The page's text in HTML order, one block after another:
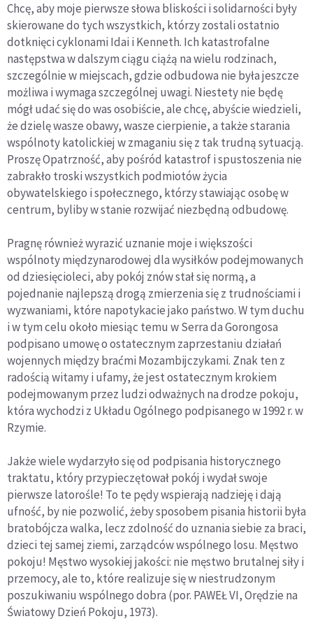
Chcę, aby moje pierwsze słowa bliskości i solidarności były
skierowane do tych wszystkich, którzy zostali ostatnio
dotknięci cyklonami Idai i Kenneth. Ich katastrofalne
następstwa w dalszym ciągu ciążą na wielu rodzinach,
szczególnie w miejscach, gdzie odbudowa nie była jeszcze
możliwa i wymaga szczególnej uwagi. Niestety nie będę
mógł udać się do was osobiście, ale chcę, abyście wiedzieli,
że dzielę wasze obawy, wasze cierpienie, a także starania
wspólnoty katolickiej w zmaganiu się z tak trudną sytuacją.
Proszę Opatrzność, aby pośród katastrof i spustoszenia nie
zabrakło troski wszystkich podmiotów życia
obywatelskiego i społecznego, którzy stawiając osobę w
centrum, byliby w stanie rozwijać niezbędną odbudowę.
Pragnę również wyrazić uznanie moje i większości
wspólnoty międzynarodowej dla wysiłków podejmowanych
od dziesięcioleci, aby pokój znów stał się normą, a
pojednanie najlepszą drogą zmierzenia się z trudnościami i
wyzwaniami, które napotykacie jako państwo. W tym duchu
i w tym celu około miesiąc temu w Serra da Gorongosa
podpisano umowę o ostatecznym zaprzestaniu działań
wojennych między braćmi Mozambijczykami. Znak ten z
radością witamy i ufamy, że jest ostatecznym krokiem
podejmowanym przez ludzi odważnych na drodze pokoju,
która wychodzi z Układu Ogólnego podpisanego w 1992 r. w
Rzymie.
Jakże wiele wydarzyło się od podpisania historycznego
traktatu, który przypieczętował pokój i wydał swoje
pierwsze latorośle! To te pędy wspierają nadzieję i dają
ufność, by nie pozwolić, żeby sposobem pisania historii była
bratobójcza walka, lecz zdolność do uznania siebie za braci,
dzieci tej samej ziemi, zarządców wspólnego losu. Męstwo
pokoju! Męstwo wysokiej jakości: nie męstwo brutalnej siły i
przemocy, ale to, które realizuje się w niestrudzonym
poszukiwaniu wspólnego dobra (por. PAWEŁ VI, Orędzie na
Światowy Dzień Pokoju, 1973).